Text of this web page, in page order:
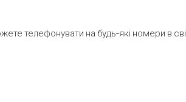
телефонувати на будь-які номери в